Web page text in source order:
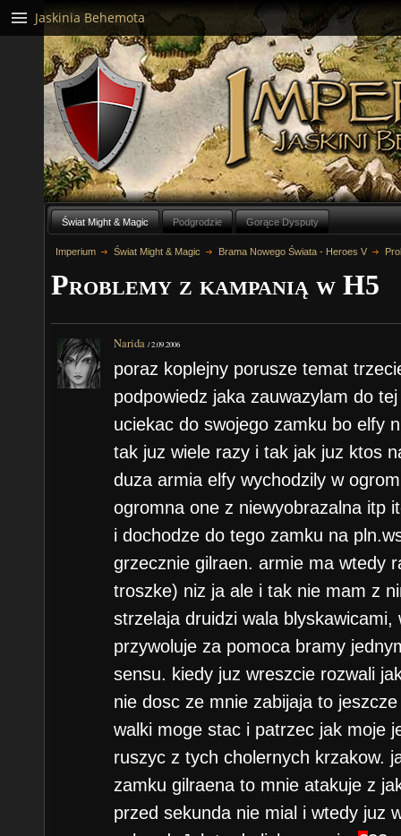
Świat Might & Magic Podgrodzie Gorące Dysputy
Imperium Świat Might & Magic Brama Nowego Świata - Heroes V
Problemy z kampanią w H5
Narida /2.09.2006
poraz koplejny porusze temat
podpowiedz jaka zauwazylam do
uciekac do swojego zamku bo elfy
tak juz wiele razy i tak jak juz ktos
duza armia elfy wychodzily w
ogromna one z niewyobrazalna itp
i dochodze do tego zamku na
grzecznie gilraen. armie ma wtedy
troszke) niz ja ale i tak nie mam z
strzelaja druidzi wala
przywoluje za pomoca bramy
sensu. kiedy juz wreszcie rozwali
nie dosc ze mnie zabijaja to
walki moge stac i patrzec jak moje
ruszyc z tych cholernych krzakow.
zamku gilraena to mnie atakuje z
przed sekunda nie mial i wtedy juz
Jaskinia Behemota